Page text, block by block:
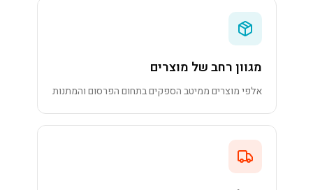
מגוון רחב של מוצרים
אלפי מוצרים ממיטב הספקים בתחום הפרסום והמתנות